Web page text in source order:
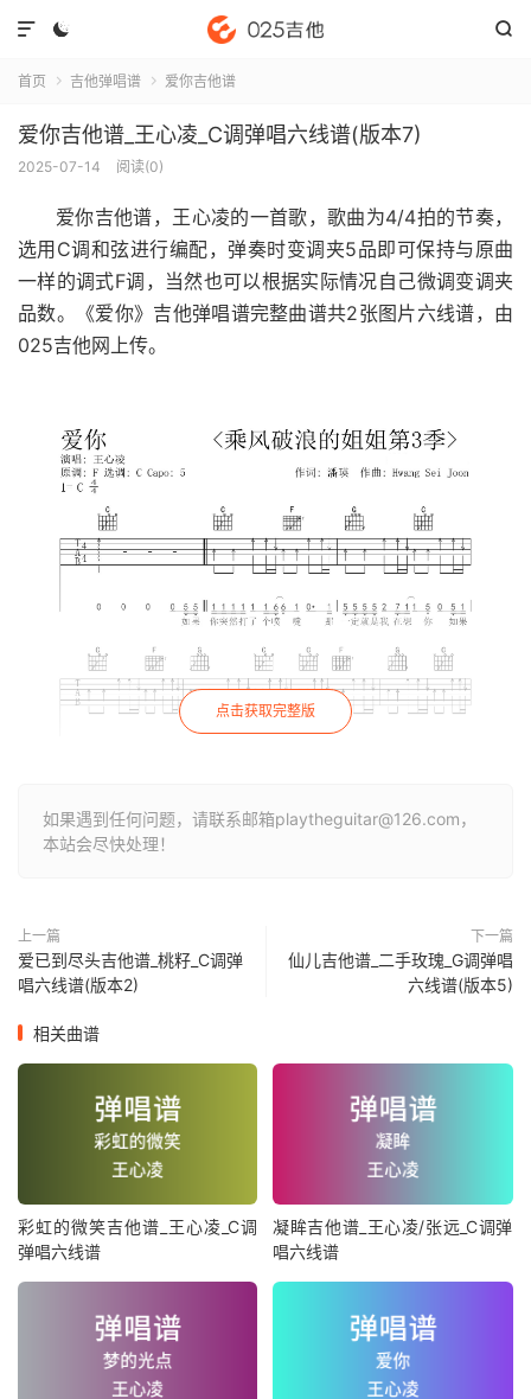
 

首页  吉他弹唱谱  爱你吉他谱
爱你吉他谱_王心凌_C调弹唱六线谱(版本7)
2025-07-14 阅读(0)
爱你吉他谱，王心凌的一首歌，歌曲为4/4拍的节奏，
选用C调和弦进行编配，弹奏时变调夹5品即可保持与原曲
一样的调式F调，当然也可以根据实际情况自己微调变调夹
品数。《爱你》吉他弹唱谱完整曲谱共2张图片六线谱，由
025吉他网上传。
点击获取完整版
如果遇到任何问题，请联系邮箱playtheguitar@126.com，
本站会尽快处理！
上一篇
爱已到尽头吉他谱_桃籽_C调弹
唱六线谱(版本2)
下一篇
仙儿吉他谱_二手玫瑰_G调弹唱
六线谱(版本5)
相关曲谱
彩虹的微笑吉他谱_王心凌_C调
弹唱六线谱
凝眸吉他谱_王心凌/张远_C调弹
唱六线谱